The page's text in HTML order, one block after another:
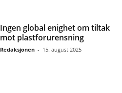
Ingen global enighet om tiltak
mot plastforurensning
Redaksjonen - 15. august 2025